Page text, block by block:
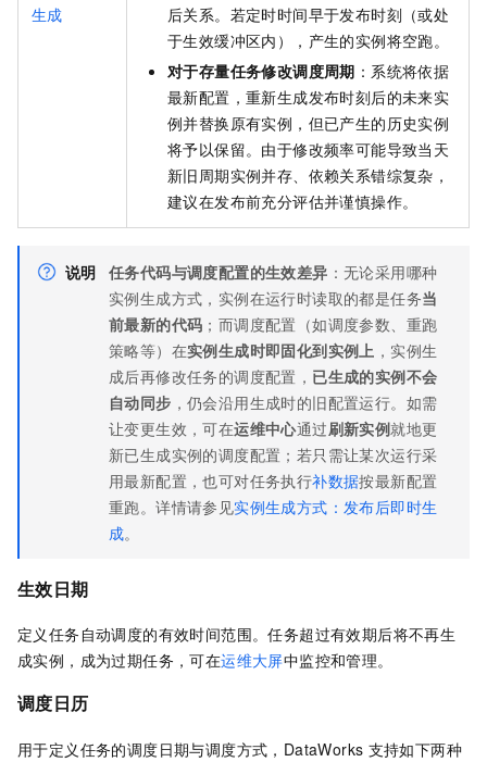
生成
后关系。若定时时间早于发布时刻（或处
于生效缓冲区内），产生的实例将空跑。
对于存量任务修改调度周期 ：系统将依据
最新配置，重新生成发布时刻后的未来实
例并替换原有实例，但已产生的历史实例
将予以保留。由于修改频率可能导致当天
新旧周期实例并存、依赖关系错综复杂，
建议在发布前充分评估并谨慎操作。
说明 任务代码与调度配置的生效差异 ：无论采用哪种
实例生成方式，实例在运行时读取的都是任务当
前最新的代码 ；而调度配置（如调度参数、重跑
策略等）在实例生成时即固化到实例上 ，实例生
成后再修改任务的调度配置， 已生成的实例不会
自动同步 ，仍会沿用生成时的旧配置运行。如需
让变更生效，可在运维中心通过刷新实例就地更
新已生成实例的调度配置；若只需让某次运行采
用最新配置，也可对任务执行补数据按最新配置
重跑。详情请参见实例生成方式：发布后即时生
成。
生效日期
定义任务自动调度的有效时间范围。任务超过有效期后将不再生
成实例，成为过期任务，可在运维大屏中监控和管理。
调度日历
用于定义任务的调度日期与调度方式，DataWorks 支持如下两种